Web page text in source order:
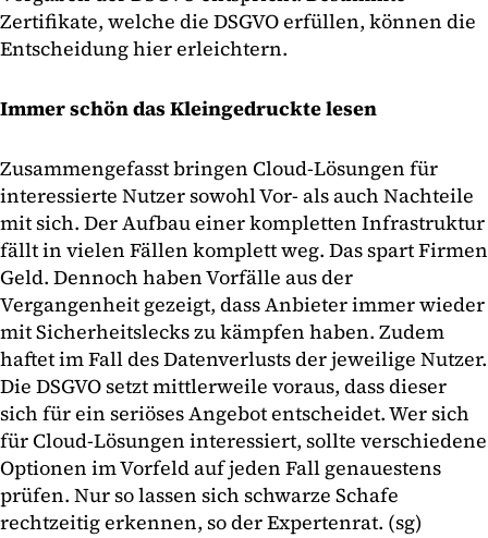
Zertifikate, welche die DSGVO erfüllen, können die
Entscheidung hier erleichtern.
Immer schön das Kleingedruckte lesen
Zusammengefasst bringen Cloud-Lösungen für
interessierte Nutzer sowohl Vor- als auch Nachteile
mit sich. Der Aufbau einer kompletten Infrastruktur
fällt in vielen Fällen komplett weg. Das spart Firmen
Geld. Dennoch haben Vorfälle aus der
Vergangenheit gezeigt, dass Anbieter immer wieder
mit Sicherheitslecks zu kämpfen haben. Zudem
haftet im Fall des Datenverlusts der jeweilige Nutzer.
Die DSGVO setzt mittlerweile voraus, dass dieser
sich für ein seriöses Angebot entscheidet. Wer sich
für Cloud-Lösungen interessiert, sollte verschiedene
Optionen im Vorfeld auf jeden Fall genauestens
prüfen. Nur so lassen sich schwarze Schafe
rechtzeitig erkennen, so der Expertenrat. (sg)